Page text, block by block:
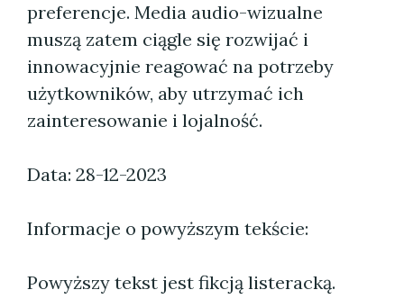
preferencje. Media audio-wizualne
muszą zatem ciągle się rozwijać i
innowacyjnie reagować na potrzeby
użytkowników, aby utrzymać ich
zainteresowanie i lojalność.
Data: 28-12-2023
Informacje o powyższym tekście:
Powyższy tekst jest fikcją listeracką.